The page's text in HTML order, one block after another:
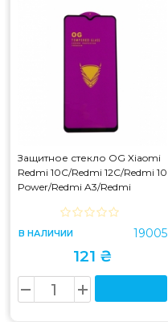
Защитное стекло OG Xiaomi
Redmi 10C/Redmi 12C/Redmi 10
Power/Redmi A3/Redmi
C61 Black
В НАЛИЧИИ 19005
121 ₴